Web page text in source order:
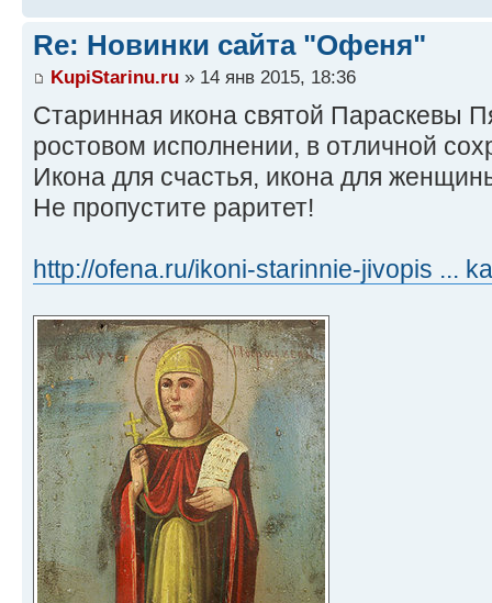
Re: Новинки сайта "Офеня"
KupiStarinu.ru » 14 янв 2015, 18:36
Старинная икона святой Параскевы
ростовом исполнении, в отличной
Икона для счастья, икона для
Не пропустите раритет!
http://ofena.ru/ikoni-starinnie-jivopis ...